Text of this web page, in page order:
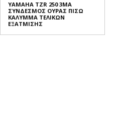
YAMAHA TZR 250 3MA
ΣΥΝΔΕΣΜΟΣ ΟΥΡΑΣ ΠΙΣΩ
ΚΑΛΥΜΜΑ ΤΕΛΙΚΩΝ
ΕΞΑΤΜΙΣΗΣ